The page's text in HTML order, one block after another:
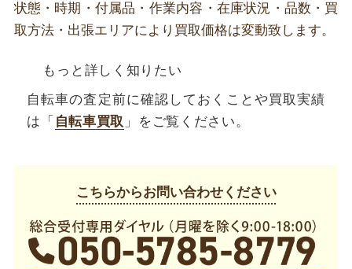
状態・時期・付属品・作業内容・在庫状況・品数・買
取方法・出張エリアにより買取価格は変動致します。
もっと詳しく知りたい
自転車の査定前に確認しておくことや買取実績
は「 自転車買取 」をご覧ください。
こちらからお問い合わせください